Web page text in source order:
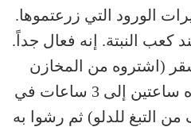
الورود التي زرعتموها.
كعب النبتة. إنه فعال جداً.
(اشتروه من المخازن
المتخصصة) وانقعوه ساعتين إلى 3 ساعات في
التبغ للدلو) ثم رشوا به